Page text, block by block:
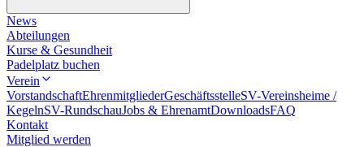
News
Abteilungen
Kurse & Gesundheit
Padelplatz buchen
Verein
VorstandschaftEhrenmitgliederGeschäftsstelleSV-Vereinsheime /
KegelnSV-RundschauJobs & EhrenamtDownloadsFAQ
Kontakt
Mitglied werden